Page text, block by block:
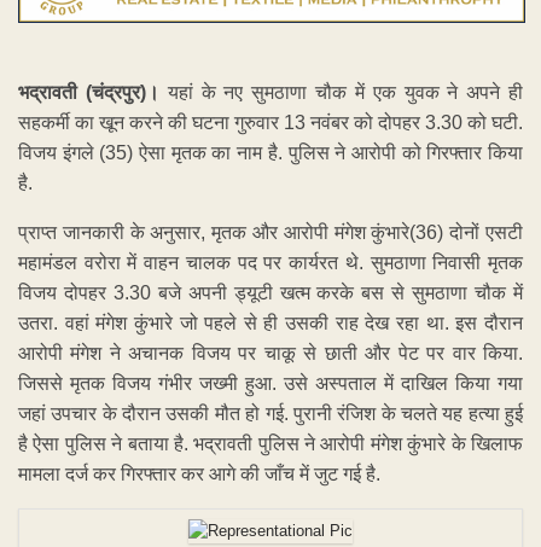
भद्रावती (चंद्रपुर)। यहां के नए सुमठाणा चौक में एक युवक ने अपने ही
सहकर्मी का खून करने की घटना गुरुवार 13 नवंबर को दोपहर 3.30 को घटी.
विजय इंगले (35) ऐसा मृतक का नाम है. पुलिस ने आरोपी को गिरफ्तार किया
है.
प्राप्त जानकारी के अनुसार, मृतक और आरोपी मंगेश कुंभारे(36) दोनों एसटी
महामंडल वरोरा में वाहन चालक पद पर कार्यरत थे. सुमठाणा निवासी मृतक
विजय दोपहर 3.30 बजे अपनी ड्यूटी खत्म करके बस से सुमठाणा चौक में
उतरा. वहां मंगेश कुंभारे जो पहले से ही उसकी राह देख रहा था. इस दौरान
आरोपी मंगेश ने अचानक विजय पर चाकू से छाती और पेट पर वार किया.
जिससे मृतक विजय गंभीर जख्मी हुआ. उसे अस्पताल में दाखिल किया गया
जहां उपचार के दौरान उसकी मौत हो गई. पुरानी रंजिश के चलते यह हत्या हुई
है ऐसा पुलिस ने बताया है. भद्रावती पुलिस ने आरोपी मंगेश कुंभारे के खिलाफ
मामला दर्ज कर गिरफ्तार कर आगे की जाँच में जुट गई है.